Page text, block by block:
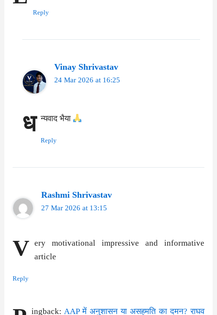
Reply
Vinay Shrivastav
24 Mar 2026 at 16:25
ध न्यवाद भैया
Reply
Rashmi Shrivastav
27 Mar 2026 at 13:15
V ery motivational impressive and informative
article
Reply
ingback:AAP में अनुशासन या असहमति का दमन? राघव